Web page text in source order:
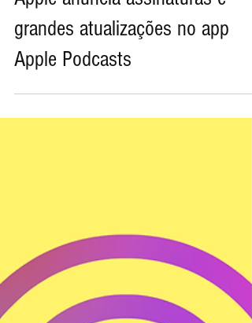
Apple anuncia assinaturas e
grandes atualizações no app